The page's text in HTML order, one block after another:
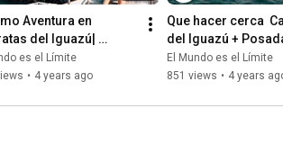
Aventura en
del Iguazú|
| Episodio 3 [4K]
es el Límite
• 4 years ago
Que hacer cerca
del Iguazú +
Misiones
El Mundo es el Límite
851 views • 4 years